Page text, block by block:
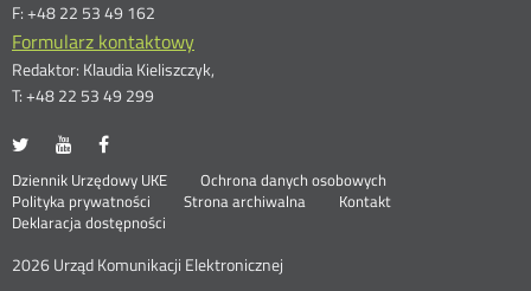
F: +48 22 53 49 162
Formularz kontaktowy
Redaktor: Klaudia Kieliszczyk,
T: +48 22 53 49 299
UKE
portalu
Twitter
Otwórz
nowym
oknie
UKE
portalu
Youtube
Otwórz
nowym
oknie
portalu
Facebook
nowym
oknie
Stopka
menu
Dziennik Urzędowy UKE Otwórz
Ochrona danych osobowych
Polityka prywatności
Otwórz
w
oknie
Strona archiwalna
Kontakt
Deklaracja dostępności
2026 Urząd Komunikacji Elektronicznej